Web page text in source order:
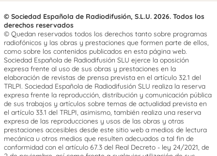
© Sociedad Española de Radiodifusión, S.L.U. 2026. Todos los
derechos reservados
© Quedan reservados todos los derechos tanto sobre programas
radiofónicos y las obras y prestaciones que formen parte de ellos,
como sobre los contenidos publicados en esta página web.
Sociedad Española de Radiodifusión SLU ejerce la oposición
expresa frente al uso de sus obras y prestaciones en la
elaboración de revistas de prensa prevista en el artículo 32.1 del
TRLPI. Sociedad Española de Radiodifusión SLU realiza la reserva
expresa frente la reproducción, distribución y comunicación pública
de sus trabajos y artículos sobre temas de actualidad prevista en
el artículo 33.1 del TRLPI, asimismo, también realiza una reserva
expresa de las reproducciones y usos de las obras y otras
prestaciones accesibles desde este sitio web a medios de lectura
mecánica u otros medios que resulten adecuados a tal fin de
conformidad con el artículo 67.3 del Real Decreto - ley 24/2021, de